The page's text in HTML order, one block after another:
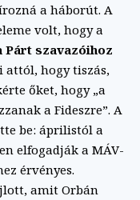
a háborút. A
volt, hogy a
Párt szavazóihoz
attól, hogy tiszás,
őket, hogy „a
a Fideszre”. A
be: áprilistól a
elfogadják a MÁV-
érvényes.
amit Orbán